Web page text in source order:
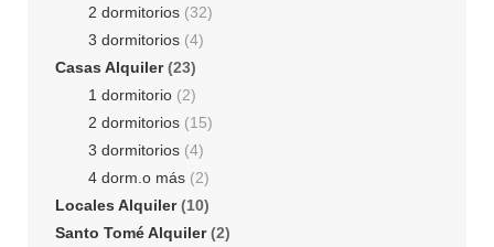
2 dormitorios (32)
3 dormitorios (4)
Casas Alquiler(23)
1 dormitorio (2)
2 dormitorios (15)
3 dormitorios (4)
4 dorm.o más (2)
Locales Alquiler(10)
Santo Tomé Alquiler(2)